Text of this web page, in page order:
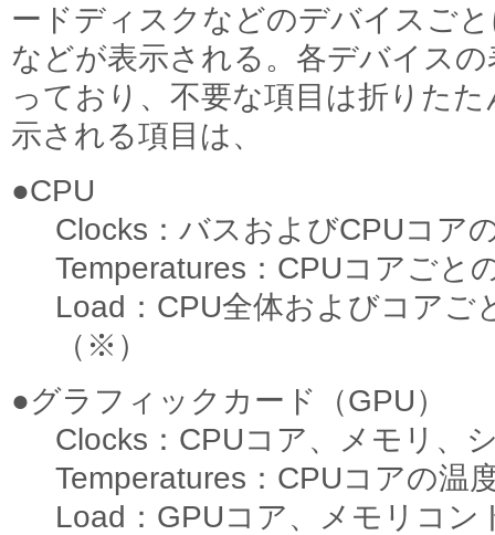
ードディスクなどのデバイスご
などが表示される。各デバイス
っており、不要な項目は折りた
示される項目は、
●CPU
Clocks：バスおよびCPUコア
Temperatures：CPUコアごと
Load：CPU全体およびコアご
（※）
●グラフィックカード（GPU）
Clocks：CPUコア、メモリ、
Temperatures：CPUコアの温
Load：GPUコア、メモリコ